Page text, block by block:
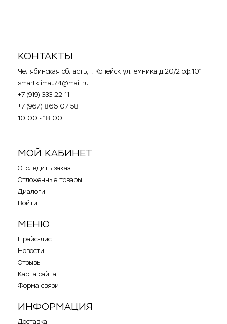
КОНТАКТЫ
Челябинская область, г. Копейск ул.Темника д.20/2 оф.101
smartklimat74@mail.ru
+7 (919) 333 22 11
+7 (967) 866 07 58
10:00 - 18:00
МОЙ КАБИНЕТ
Отследить заказ
Отложенные товары
Диалоги
Войти
МЕНЮ
Прайс-лист
Новости
Отзывы
Карта сайта
Форма связи
ИНФОРМАЦИЯ
Доставка